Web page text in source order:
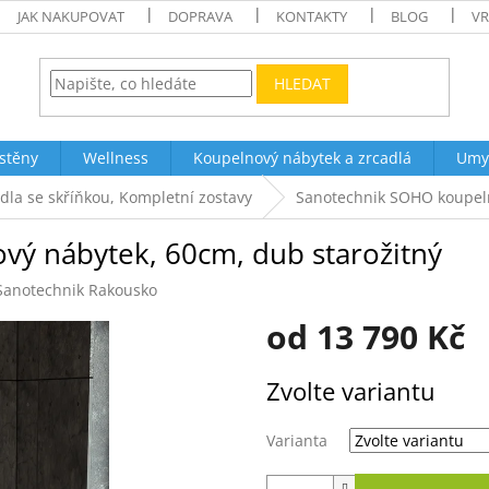
JAK NAKUPOVAT DOPRAVA KONTAKTY BLOG
HLEDAT
Wellness Koupelnový nábytek a zrcadlá
se skříňkou, Kompletní zostavy Sanotechnik SOHO
nábytek, 60cm, dub starožitný
Rakousko
od 13 790 Kč
cena:
Zvolte variantu
Varianta